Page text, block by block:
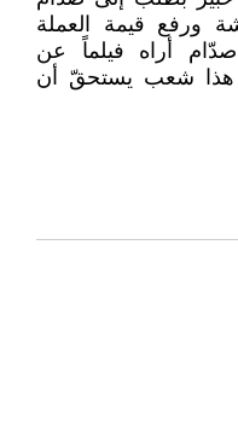
ورفع قيمة العملة
صدّام أراه فيلماً عن
هل هذا شعب يستحقّ أن